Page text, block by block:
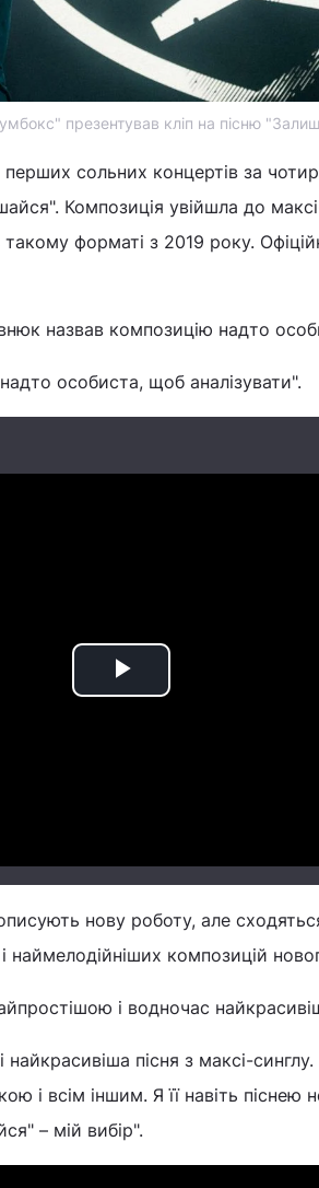
презентував кліп на пісню
сольних концертів за
Композиція увійшла до
форматі з 2019 року.
назвав композицію надто
особиста, щоб аналізувати".
Play
нову роботу, але
композицій
і водночас
пісня з максі-
і всім іншим. Я її навіть піснею
– мій вибір".